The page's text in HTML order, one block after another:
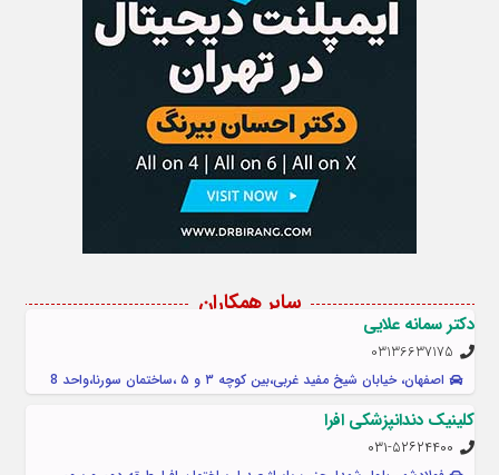
سایر همکاران
دکتر سمانه علایی
03136637175
اصفهان، خیابان شیخ مفید غربی،بین کوچه ۳ و ۵ ،ساختمان سورنا،واحد 8
کلینیک دندانپزشکی افرا
۰۳۱-۵۲۶۲۴۴۰۰